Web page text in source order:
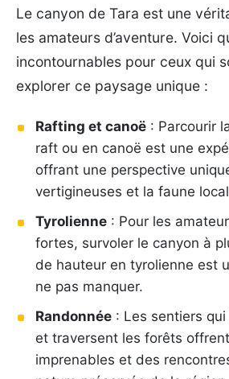
Le canyon de Tara est une
les amateurs d’aventure. Voici
incontournables pour ceux qui
explorer ce paysage unique :
Rafting et canoë : Parcourir
raft ou en canoë est une
offrant une perspective
vertigineuses et la faune
Tyrolienne : Pour les
fortes, survoler le canyon à
de hauteur en tyrolienne est
ne pas manquer.
Randonnée : Les sentiers
et traversent les forêts
imprenables et des